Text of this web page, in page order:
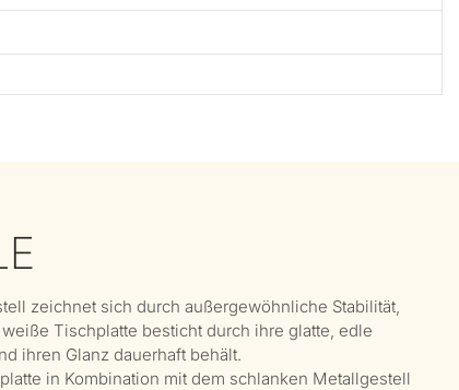
zeichnet sich durch außergewöhnliche Stabilität,
Tischplatte besticht durch ihre glatte, edle
ihren Glanz dauerhaft behält.
in Kombination mit dem schlanken Metallgestell